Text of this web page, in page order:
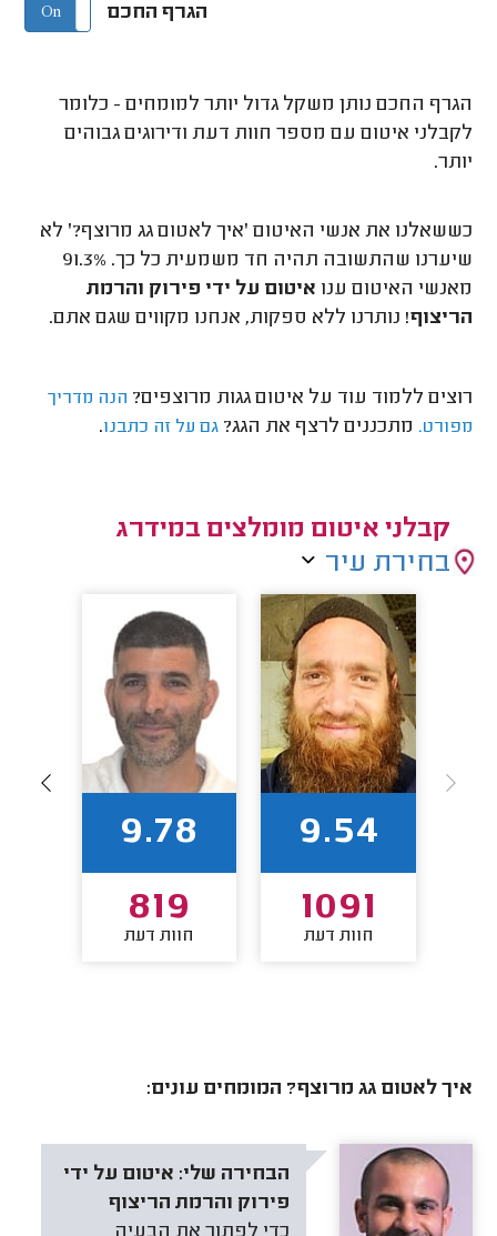
הגרף החכם On Off
הגרף החכם נותן משקל גדול יותר למומחים - כלומר
לקבלני איטום עם מספר חוות דעת ודירוגים גבוהים
יותר.
כששאלנו את אנשי האיטום 'איך לאטום גג מרוצף?' לא
שיערנו שהתשובה תהיה חד משמעית כל כך. 91.3%
מאנשי האיטום ענו איטום על ידי פירוק והרמת
הריצוף! נותרנו ללא ספקות, אנחנו מקווים שגם אתם.
רוצים ללמוד עוד על איטום גגות מרוצפים? הנה מדריך
מפורט. מתכננים לרצף את הגג?גם על זה כתבנו.
קבלני איטום מומלצים במידרג
בחירת עיר
9.54
1091
חוות דעת
9.78
819
חוות דעת
איך לאטום גג מרוצף? המומחים עונים:
הבחירה שלי: איטום על ידי
פירוק והרמת הריצוף